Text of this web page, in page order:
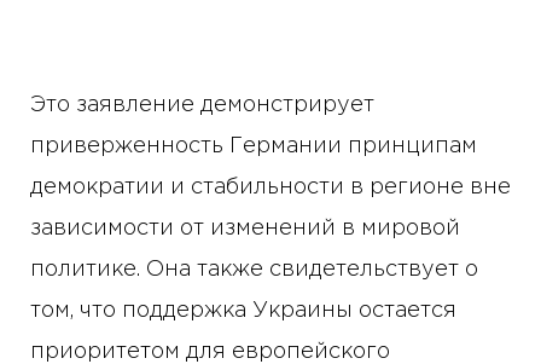
Это заявление демонстрирует
приверженность Германии принципам
демократии и стабильности в регионе вне
зависимости от изменений в мировой
политике. Она также свидетельствует о
том, что поддержка Украины остается
приоритетом для европейского